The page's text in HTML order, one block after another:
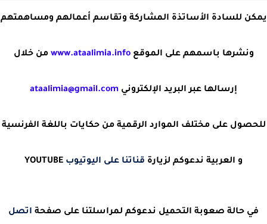
يمكن للسادة الأساتذة المشاركة وتقاسم أعمالهم ومساهمتهم
ونشرها باسمهم على الموقعwww.ataalimia.info من خلال
إرسالها عبر البريد الإلكتروني ataalimia@gmail.com
للحصول على مختلف الموارد الرقمية من حكايات باللغة الفرنسية
و العربية ندعوكم لزيارة قناتنا على اليوتيوب
في حالة صعوبة التحميل ندعوكم لمراسلتنا على صفحة اتصل